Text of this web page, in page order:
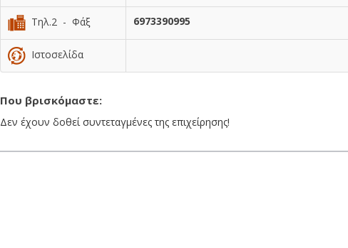
Τηλ.2 - Φάξ 6973390995
Ιστοσελίδα
Που βρισκόμαστε:
Δεν έχουν δοθεί συντεταγμένες της επιχείρησης!